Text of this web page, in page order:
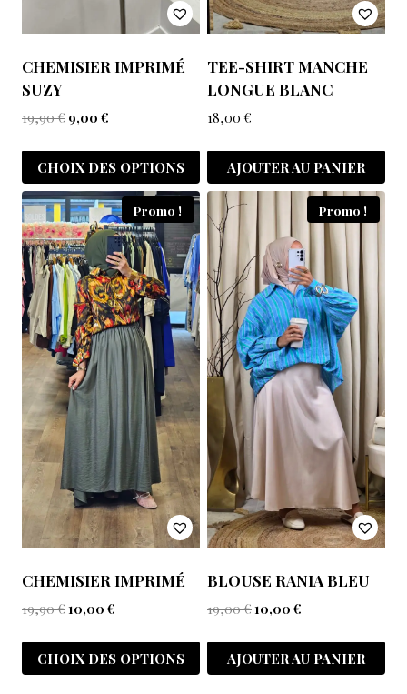
CHEMISIER IMPRIMÉ
SUZY
19,90€ 9,00 €
CHOIX DES OPTIONS
TEE-SHIRT MANCHE
LONGUE BLANC
18,00 €
AJOUTER AU PANIER
Promo !
CHEMISIER IMPRIMÉ
19,90€10,00 €
CHOIX DES OPTIONS
Promo !
BLOUSE RANIA BLEU
19,00€10,00 €
AJOUTER AU PANIER